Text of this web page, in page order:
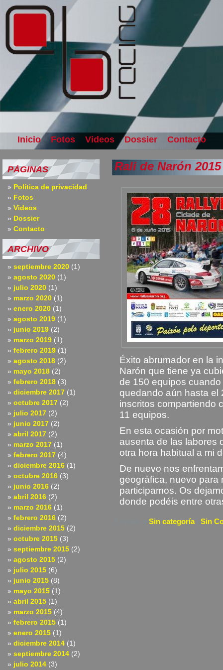
Inicio Fotos Videos Dossier Contacto
PÁGINAS
Política de privacidad
Fotos
Videos
Dossier
Contacto
ARCHIVO
septiembre 2020 (1)
agosto 2020 (1)
julio 2020 (1)
marzo 2020 (1)
enero 2020 (1)
agosto 2019 (1)
junio 2019 (2)
marzo 2019 (1)
febrero 2019 (1)
agosto 2018 (2)
mayo 2018 (2)
febrero 2018 (3)
diciembre 2017 (1)
octubre 2017 (2)
julio 2017 (2)
junio 2017 (2)
abril 2017 (2)
marzo 2017 (1)
febrero 2017 (4)
diciembre 2016 (1)
octubre 2016 (3)
junio 2016 (2)
abril 2016 (2)
marzo 2016 (1)
febrero 2016 (2)
diciembre 2015 (2)
octubre 2015 (3)
septiembre 2015 (2)
agosto 2015 (2)
julio 2015 (6)
junio 2015 (8)
mayo 2015 (1)
abril 2015 (1)
marzo 2015 (4)
febrero 2015 (1)
enero 2015 (1)
diciembre 2014 (1)
septiembre 2014 (2)
julio 2014 (3)
Rali de Narón
Éxito abrumador en la
Narón que tiene ya
de 150 equipos
quedando aún hasta el
inscritos compartiendo
11 equipos.
En esta ocasión por
ausenta de las labores
otra hora habitual a mi
De nuevo nos
geográfica, nuevo para
participamos. Os
donde podéis entre
Sin categoría Sin